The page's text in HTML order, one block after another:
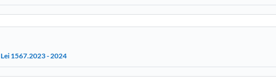
Lei 1567.2023 - 2024